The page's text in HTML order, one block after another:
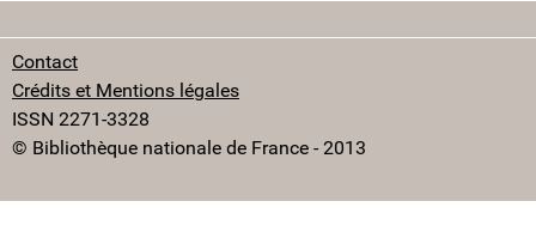
Contact
Crédits et Mentions légales
ISSN 2271-3328
© Bibliothèque nationale de France - 2013